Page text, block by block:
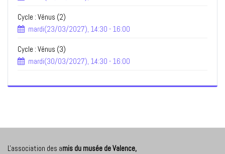
Cycle : Vénus (2)
mardi(23/03/2027), 14:30 - 16:00
Cycle : Vénus (3)
mardi(30/03/2027), 14:30 - 16:00
L'association des amis du musée de Valence,